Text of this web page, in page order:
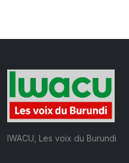
IWACU, Les voix du Burundi